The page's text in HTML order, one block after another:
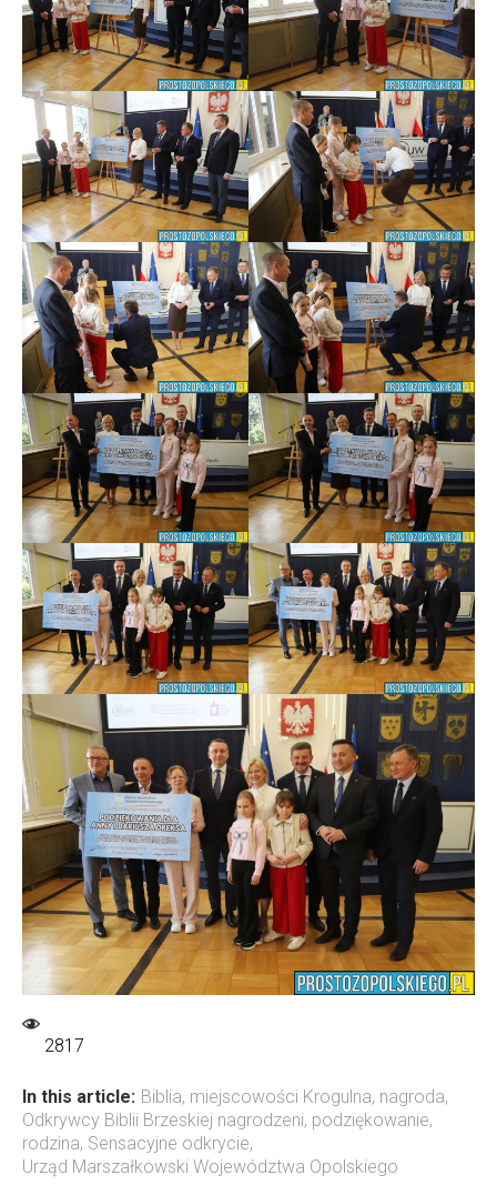
2817
In this article: Biblia, miejscowości Krogulna, nagroda,
Odkrywcy Biblii Brzeskiej nagrodzeni, podziękowanie,
rodzina, Sensacyjne odkrycie,
Urząd Marszałkowski Województwa Opolskiego